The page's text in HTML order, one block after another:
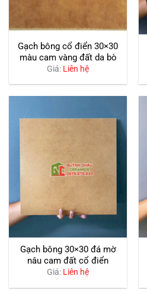
Gạch bông cổ điển 30×30
màu cam vàng đất da bò
Giá: Liên hệ
Gạch bông 30×30 đá mờ
nâu cam đất cổ điển
Giá: Liên hệ